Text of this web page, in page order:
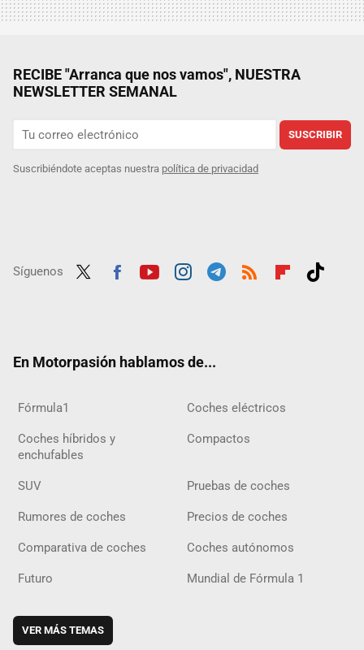
RECIBE "Arranca que nos vamos", NUESTRA
NEWSLETTER SEMANAL
SUSCRIBIR
Suscribiéndote aceptas nuestra política de privacidad
Síguenos
En Motorpasión hablamos de...
Fórmula1 Coches eléctricos
Coches híbridos y
enchufables
Compactos
SUV Pruebas de coches
Rumores de coches Precios de coches
Comparativa de coches Coches autónomos
Futuro Mundial de Fórmula 1
VER MÁS TEMAS